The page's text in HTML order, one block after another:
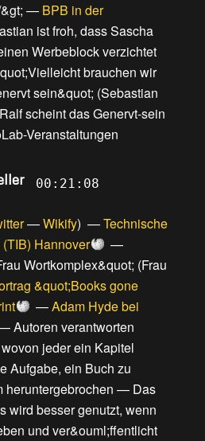
— BPB in der
ist froh, dass Sascha
Werbeblock verzichtet
brauchen wir
sein&quot; (Sebastian
scheint das Genervt-sein
Veranstaltungen
00:21:08
—Wikify) —Technische
Hannover
—
Wortkomplex&quot; (Frau
&quot;Books gone
—Adam Hyde bei
Autoren verantworten
jeder ein Kapitel
Aufgabe, ein Buch zu
heruntergebrochen — Das
wird besser genutzt, wenn
und ver&ouml;ffentlicht